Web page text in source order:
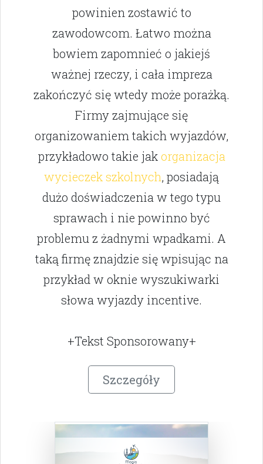
powinien zostawić to
zawodowcom. Łatwo można
bowiem zapomnieć o jakiejś
ważnej rzeczy, i cała impreza
zakończyć się wtedy może porażką.
Firmy zajmujące się
organizowaniem takich wyjazdów,
przykładowo takie jakorganizacja
wycieczek szkolnych, posiadają
dużo doświadczenia w tego typu
sprawach i nie powinno być
problemu z żadnymi wpadkami. A
taką firmę znajdzie się wpisując na
przykład w oknie wyszukiwarki
słowa wyjazdy incentive.
+Tekst Sponsorowany+
Szczegóły